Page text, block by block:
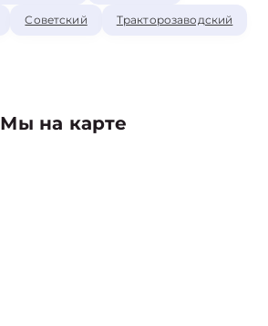
Советский Тракторозаводский
Мы на карте